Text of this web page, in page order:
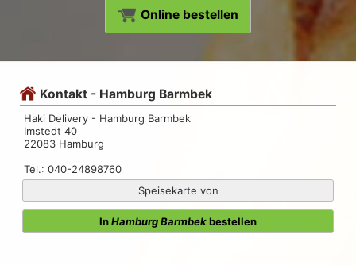
Online bestellen
Kontakt - Hamburg Barmbek
Haki Delivery - Hamburg Barmbek
Imstedt 40
22083 Hamburg
Tel.: 040-24898760
Speisekarte von
InHamburg Barmbekbestellen